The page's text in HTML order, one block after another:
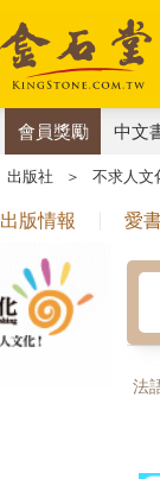
會員獎勵 中文
出版社 ＞ 不求人文
出版情報 愛
法